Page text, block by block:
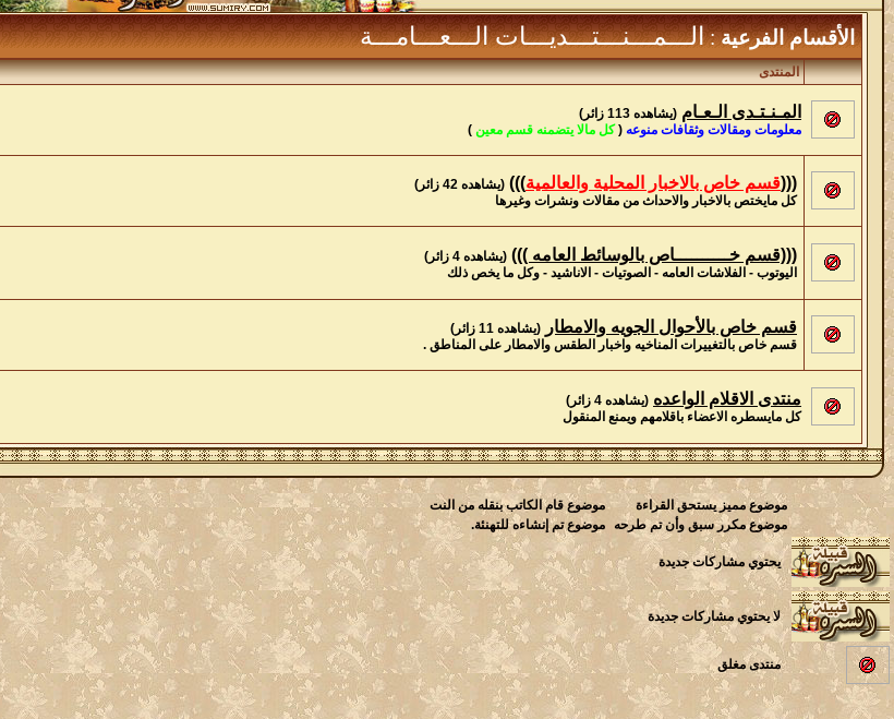
الأقسام الفرعية:الـــمـــنـــتـــديـــات الـــعـــامـــة
المنتدى
المـنـتـدى الـعـام (يشاهده 113 زائر)
معلومات ومقالات وثقافات منوعه (كل مالا يتضمنه قسم معين )
(((قسم خاص بالاخبار المحلية والعالمية))) (يشاهده 42 زائر)
كل مايختص بالاخبار والاحداث من مقالات ونشرات وغيرها
(((قسم خــــــــــاص بالوسائط العامه ))) (يشاهده 4 زائر)
اليوتوب - الفلاشات العامه - الصوتيات - الاناشيد - وكل ما يخص ذلك
قسم خاص بالأحوال الجويه والامطار
(يشاهده 11 زائر)
قسم خاص بالتغييرات المناخيه واخبار الطقس والامطار على المناطق .
منتدى الاقلام الواعده (يشاهده 4 زائر)
كل مايسطره الاعضاء باقلامهم ويمنع المنقول
موضوع مميز يستحق القراءة
موضوع قام الكاتب بنقله من النت
موضوع مكرر سبق وأن تم طرحه
موضوع تم إنشاءه للتهنئة.
يحتوي مشاركات جديدة
لا يحتوي مشاركات جديدة
منتدى مغلق